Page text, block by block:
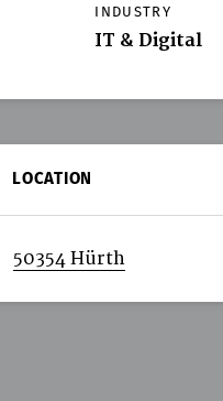
INDUSTRY
IT & Digital
LOCATION
50354 Hürth